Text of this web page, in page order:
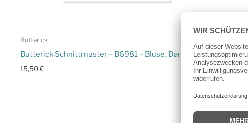
Butterick
Butterick Schnittmuster – B6981 – Bluse, Damenshirt
15,50€